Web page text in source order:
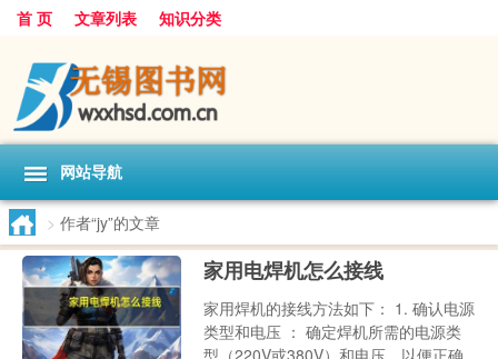
首 页 文章列表 知识分类
网站导航
> 作者“jy”的文章
家用电焊机怎么接线
家用焊机的接线方法如下： 1. 确认电源
类型和电压 ： 确定焊机所需的电源类
型（220V或380V）和电压，以便正确